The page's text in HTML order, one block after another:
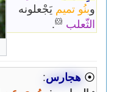
وبنُو تميميَجْعلونه
الثّعلب 🐹
.
⦿ هجارس: